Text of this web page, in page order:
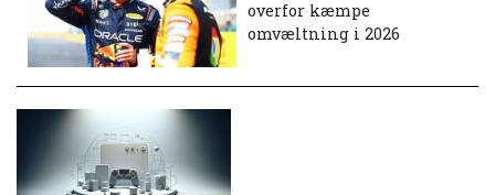
overfor kæmpe
omvæltning i 2026